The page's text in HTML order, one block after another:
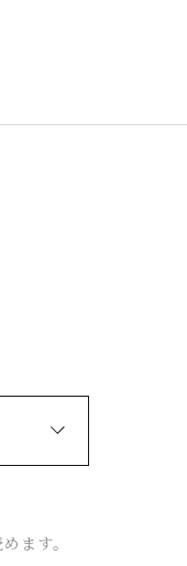
ます。